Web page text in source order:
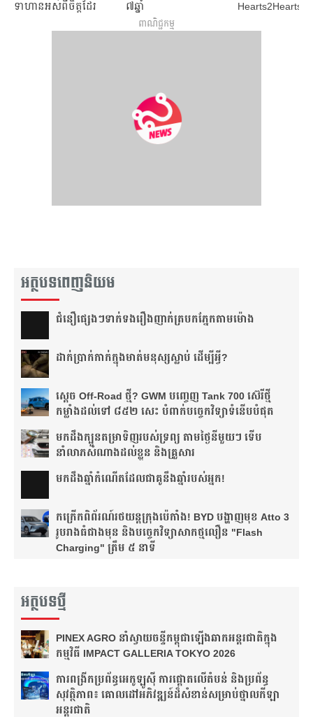
ទាហានអស់ពីចិត្តដែរ
៧ឆ្នាំ
Hearts2Hearts
ពាណិជ្ជកម្ម
អត្ថបទពេញនិយម
ជំនឿ​ផ្សេងៗ​ទាក់ទង​រឿង​ញាក់​ត្របក​ភ្នែក​តាម​ម៉ោង​
ដាក់​ប្រាក់​កាក់​ក្នុង​មាត់​មនុស្ស​ស្លាប់ ដើម្បី​អ្វី?
ស្តេច Off-Road ថ្មី? GWM បញ្ចេញ Tank 700 ស៊េរីថ្មី
កម្លាំងដល់ទៅ ៨៥២ សេះ បំពាក់បច្ចេកវិទ្យាទំនើបបំផុត
មកដឹងក្បួនតម្រាទិញរបស់ទ្រព្យ តាមថ្ងៃនីមួយៗ ទើប
នាំលាភសំណាងដល់ខ្លួន និងគ្រួសារ
មក​ដឹងឆ្នាំ​កំណើត​ដែល​ជា​គូ​នឹង​ឆ្នាំ​របស់​អ្នក!​
កក្រើកពិព័រណ៍រថយន្តក្រុងប៉េកាំង! BYD បង្ហាញមុខ Atto 3
រូបរាងធំជាងមុន និងបច្ចេកវិទ្យាសាកថ្មលឿន "Flash
Charging" ត្រឹម ៥ នាទី
អត្ថបទថ្មី
PINEX AGRO នាំ​ស្វាយចន្ទី​កម្ពុជា​ឡើង​ឆាក​អន្តរជាតិ​​ក្នុង​
កម្មវិធី​ IMPACT GALLERIA TOKYO 2026
ការពង្រីកប្រព័ន្ធអេកូឡូស៊ី ការផ្តោតលើតំបន់ និងប្រព័ន្ធ
សុវត្ថិភាព៖ គោលដៅអភិវឌ្ឍន៍ដ៏សំខាន់សម្រាប់ថ្នាលកីឡា
អន្តរជាតិ